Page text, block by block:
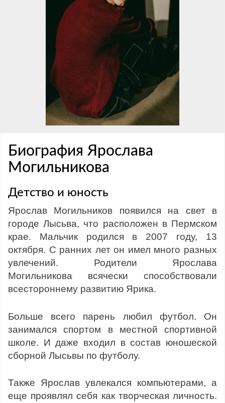
Биография Ярослава
Могильникова
Детство и юность
Ярослав Могильников появился на свет в
городе Лысьва, что расположен в Пермском
крае. Мальчик родился в 2007 году, 13
октября. С ранних лет он имел много разных
увлечений. Родители Ярослава
Могильникова всячески способствовали
всестороннему развитию Ярика.
Больше всего парень любил футбол. Он
занимался спортом в местной спортивной
школе. И даже входил в состав юношеской
сборной Лысьвы по футболу.
Также Ярослав увлекался компьютерами, а
еще проявлял себя как творческая личность.